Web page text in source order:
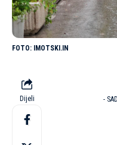
IMOTSKI.IN
Dijeli -